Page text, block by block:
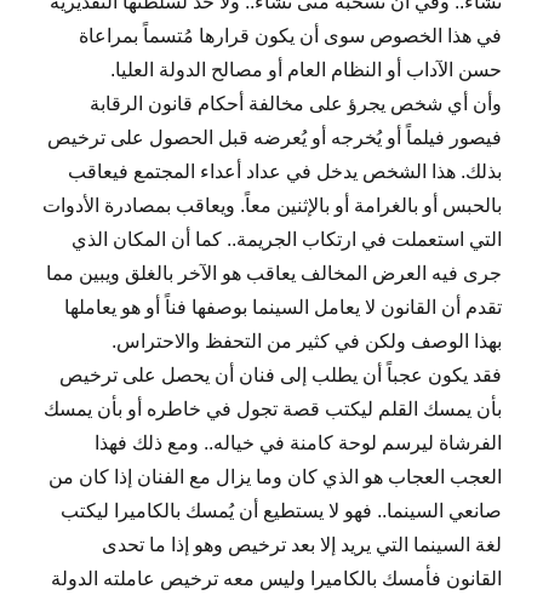
في هذا الخصوص سوى أن يكون قرارها مُتسماً بمراعاة
حسن الآداب أو النظام العام أو مصالح الدولة العليا.
وأن أي شخص يجرؤ على مخالفة أحكام قانون الرقابة
فيصور فيلماً أو يُخرجه أو يُعرضه قبل الحصول على ترخيص
بذلك. هذا الشخص يدخل في عداد أعداء المجتمع فيعاقب
بالحبس أو بالغرامة أو بالإثنين معاً. ويعاقب بمصادرة الأدوات
التي استعملت في ارتكاب الجريمة.. كما أن المكان الذي
جرى فيه العرض المخالف يعاقب هو الآخر بالغلق ويبين مما
تقدم أن القانون لا يعامل السينما بوصفها فناً أو هو يعاملها
بهذا الوصف ولكن في كثير من التحفظ والاحتراس.
فقد يكون عجباً أن يطلب إلى فنان أن يحصل على ترخيص
بأن يمسك القلم ليكتب قصة تجول في خاطره أو بأن يمسك
الفرشاة ليرسم لوحة كامنة في خياله.. ومع ذلك فهذا
العجب العجاب هو الذي كان وما يزال مع الفنان إذا كان من
صانعي السينما.. فهو لا يستطيع أن يُمسك بالكاميرا ليكتب
لغة السينما التي يريد إلا بعد ترخيص وهو إذا ما تحدى
القانون فأمسك بالكاميرا وليس معه ترخيص عاملته الدولة